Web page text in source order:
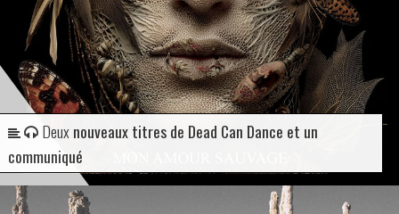
Deuxnouveaux titres de Dead Can Dance et un
communiqué